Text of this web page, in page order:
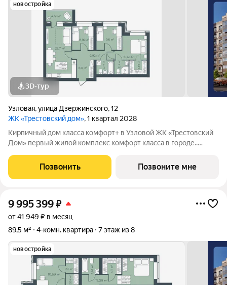
новостройка
3D-тур
Узловая,улица Дзержинского,12
ЖК «Трестовский дом», 1 квартал 2028
Кирпичный дом класса комфорт+ в Узловой ЖК «Трестовский
Дом» первый жилой комплекс комфорт класса в городе..
Кирпично-монолитный дом выполнен в современном стиле, с
теплым натуральным кирпичом
Позвонить Позвоните мне
9 995 399₽
от 41 949 ₽ в месяц
89,5 м²
4-комн. квартира 7 этаж из 8
новостройка